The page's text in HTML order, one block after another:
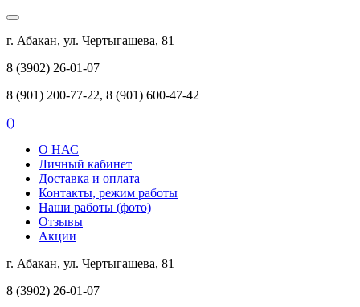
г. Абакан, ул. Чертыгашева, 81
8 (3902) 26-01-07
8 (901) 200-77-22, 8 (901) 600-47-42
()
О НАС
Личный кабинет
Доставка и оплата
Контакты, режим работы
Наши работы (фото)
Отзывы
Акции
г. Абакан, ул. Чертыгашева, 81
8 (3902) 26-01-07